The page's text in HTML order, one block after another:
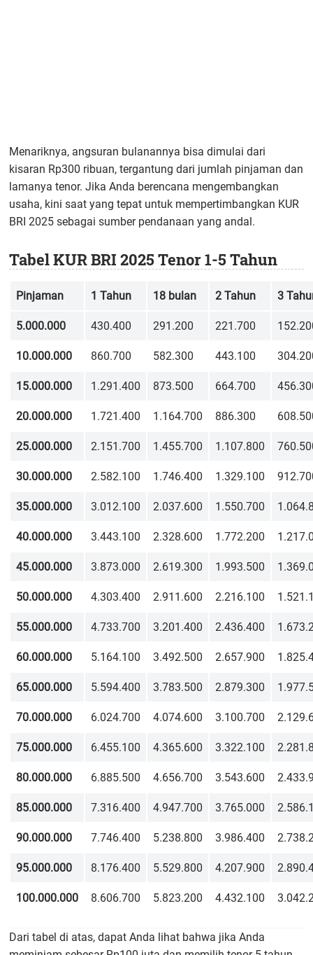
Menariknya, angsuran bulanannya bisa dimulai dari
kisaran Rp300 ribuan, tergantung dari jumlah pinjaman dan
lamanya tenor. Jika Anda berencana mengembangkan
usaha, kini saat yang tepat untuk mempertimbangkan KUR
BRI 2025 sebagai sumber pendanaan yang andal.
Tabel KUR BRI 2025 Tenor 1-5 Tahun
Pinjaman 1 Tahun 18 bulan 2 Tahun 3
5.000.000 430.400 291.200 221.700
10.000.000 860.700 582.300 443.100
15.000.000 1.291.400 873.500 664.700
20.000.000 1.721.400 1.164.700 886.300
25.000.000 2.151.700 1.455.700 1.107.800
30.000.000 2.582.100 1.746.400 1.329.100
35.000.000 3.012.100 2.037.600 1.550.700
40.000.000 3.443.100 2.328.600 1.772.200
45.000.000 3.873.000 2.619.300 1.993.500
50.000.000 4.303.400 2.911.600 2.216.100
55.000.000 4.733.700 3.201.400 2.436.400
60.000.000 5.164.100 3.492.500 2.657.900
65.000.000 5.594.400 3.783.500 2.879.300
70.000.000 6.024.700 4.074.600 3.100.700
75.000.000 6.455.100 4.365.600 3.322.100
80.000.000 6.885.500 4.656.700 3.543.600
85.000.000 7.316.400 4.947.700 3.765.000
90.000.000 7.746.400 5.238.800 3.986.400
95.000.000 8.176.400 5.529.800 4.207.900
100.000.000 8.606.700 5.823.200 4.432.100
Dari tabel di atas, dapat Anda lihat bahwa jika Anda